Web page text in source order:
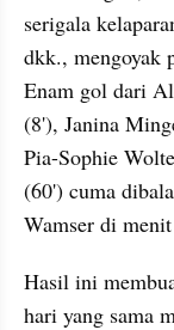
serigala
dkk., mengoyak
Enam gol dari
(8'), Janina
Pia-Sophie
(60') cuma
Wamser di
Hasil ini
hari yang sama